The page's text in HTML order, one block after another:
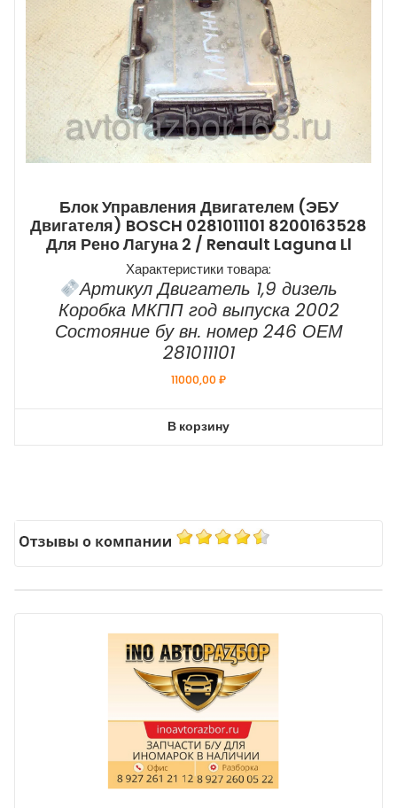
Блок Управления Двигателем (ЭБУ
Двигателя) BOSCH 0281011101 8200163528
Для Рено Лагуна 2 / Renault Laguna Ll
Характеристики товара:
Артикул Двигатель 1,9 дизель
Коробка МКПП год выпуска 2002
Состояние бу вн. номер 246 ОЕМ
281011101
11000,00₽
В корзину